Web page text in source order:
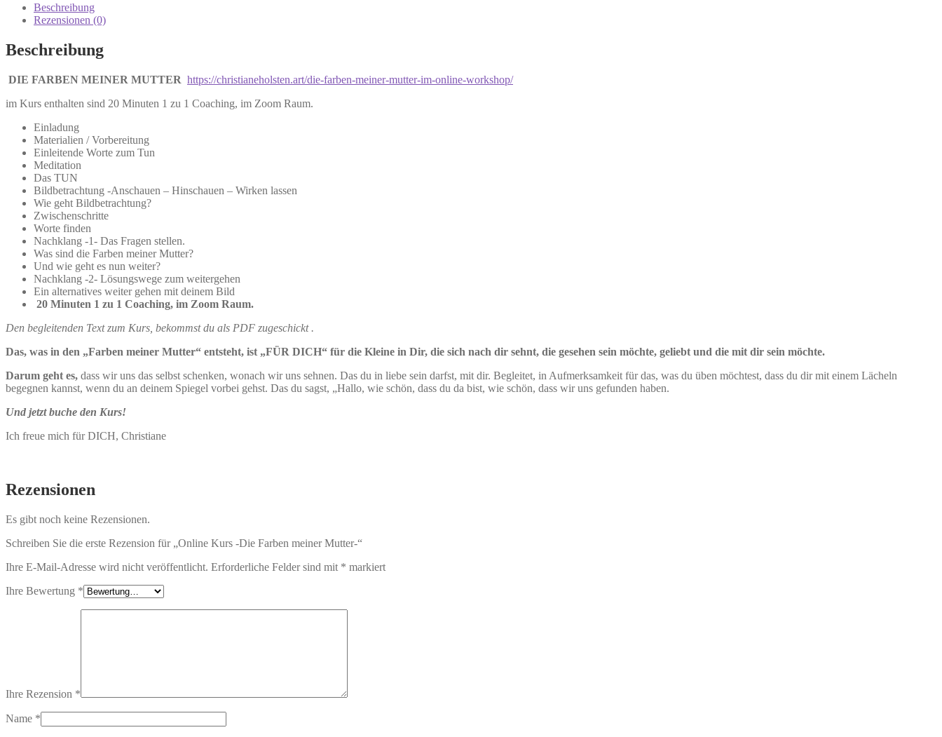
Beschreibung
Rezensionen (0)
Beschreibung
DIE FARBEN MEINER MUTTER https://christianeholsten.art/die-farben-meiner-mutter-im-online-workshop/
im Kurs enthalten sind 20 Minuten 1 zu 1 Coaching, im Zoom Raum.
Einladung
Materialien / Vorbereitung
Einleitende Worte zum Tun
Meditation
Das TUN
Bildbetrachtung -Anschauen – Hinschauen – Wirken lassen
Wie geht Bildbetrachtung?
Zwischenschritte
Worte finden
Nachklang -1- Das Fragen stellen.
Was sind die Farben meiner Mutter?
Und wie geht es nun weiter?
Nachklang -2- Lösungswege zum weitergehen
Ein alternatives weiter gehen mit deinem Bild
20 Minuten 1 zu 1 Coaching, im Zoom Raum.
Den begleitenden Text zum Kurs, bekommst du als PDF zugeschickt .
Das, was in den „Farben meiner Mutter“ entsteht, ist „FÜR DICH“ für die Kleine in Dir, die sich nach dir sehnt, die gesehen sein möchte, geliebt und die mit dir sein möchte.
Darum geht es, dass wir uns das selbst schenken, wonach wir uns sehnen. Das du in liebe sein darfst, mit dir. Begleitet, in Aufmerksamkeit für das, was du üben möchtest, dass du dir mit einem Lächeln
begegnen kannst, wenn du an deinem Spiegel vorbei gehst. Das du sagst, „Hallo, wie schön, dass du da bist, wie schön, dass wir uns gefunden haben.
Und jetzt buche den Kurs!
Ich freue mich für DICH, Christiane
Rezensionen
Es gibt noch keine Rezensionen.
Schreiben Sie die erste Rezension für „Online Kurs -Die Farben meiner Mutter-“
Ihre E-Mail-Adresse wird nicht veröffentlicht. Erforderliche Felder sind mit * markiert
Ihre Bewertung *
Ihre Rezension *
Name *